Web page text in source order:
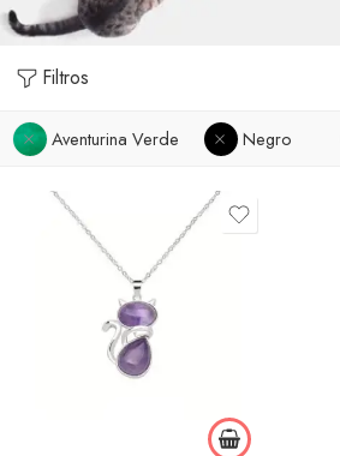
Filtros
Aventurina Verde Negro